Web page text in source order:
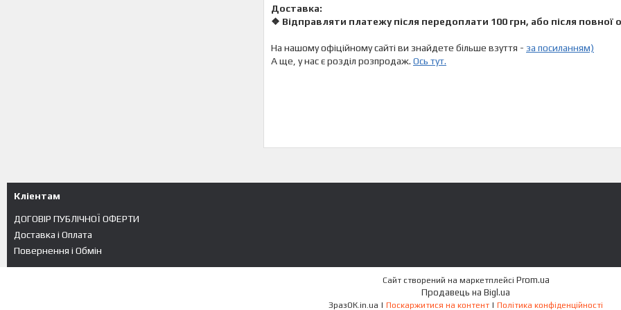
Доставка:
❖ Відправляти платежу після передоплати 100 грн, або після повної
На нашому офіційному сайті ви знайдете більше взуття - за посиланням)
А ще, у нас є розділ розпродаж. Ось тут.
Кліентам
ДОГОВІР ПУБЛІЧНОЇ ОФЕРТИ
Доставка і Оплата
Повернення і Обмін
Сайт створений на маркетплейсі Prom.ua
Продавець на Bigl.ua
ЗразОК.in.ua | Поскаржитися на контент | Політика конфіденційності